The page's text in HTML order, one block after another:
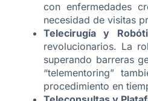
con enfermedades
necesidad de visitas
Telecirugía y
revolucionarios. La
superando barreras
“telementoring”
procedimiento en